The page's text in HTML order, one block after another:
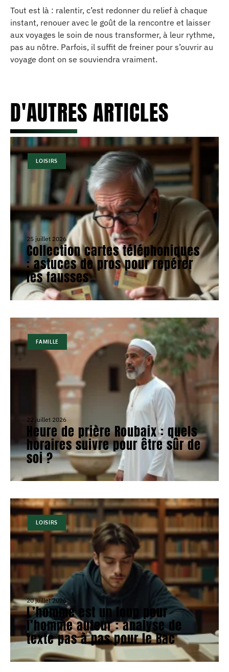
Tout est là : ralentir, c’est redonner du relief à chaque
instant, renouer avec le goût de la rencontre et laisser
aux voyages le soin de nous transformer, à leur rythme,
pas au nôtre. Parfois, il suffit de freiner pour s’ouvrir au
voyage dont on se souviendra vraiment.
D'AUTRES ARTICLES
LOISIRS
25 juillet 2026
Collection cartes téléphoniques
: astuces de pros pour repérer
les fausses
FAMILLE
22 juillet 2026
Heure de prière Roubaix : quels
horaires suivre pour être sûr de
soi ?
LOISIRS
20 juillet 2026
L’homme est un loup pour
l’homme auteur : analyse de
texte pas à pas pour le Bac